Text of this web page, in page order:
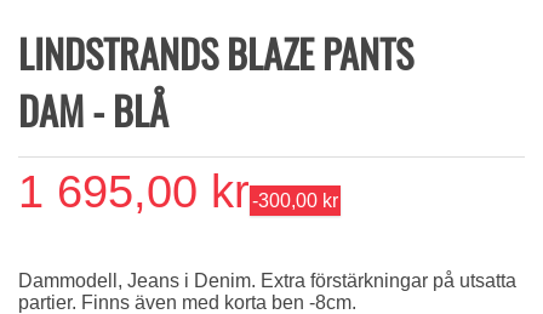
LINDSTRANDS BLAZE PANTS
DAM - BLÅ
1 695,00 kr-300,00 kr
Dammodell, Jeans i Denim. Extra förstärkningar på utsatta
partier. Finns även med korta ben -8cm.